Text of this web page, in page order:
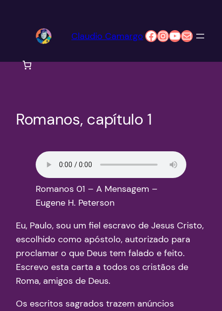
Claudio Camargo Facebook
Instagram
Youtube
E-mail
Romanos, capítulo 1
Romanos 01 – A Mensagem –
Eugene H. Peterson
Eu, Paulo, sou um fiel escravo de Jesus Cristo,
escolhido como apóstolo, autorizado para
proclamar o que Deus tem falado e feito.
Escrevo esta carta a todos os cristãos de
Roma, amigos de Deus.
Os escritos sagrados trazem anúncios